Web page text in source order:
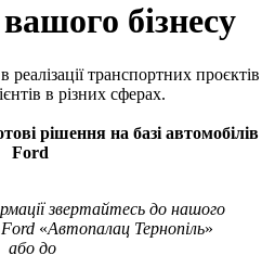
бізнесу
транспортних проєктів
в різних сферах.
рішення на базі автомобілів
Ford
звертайтесь до нашого
Ford «Автопалац Тернопіль»
або до